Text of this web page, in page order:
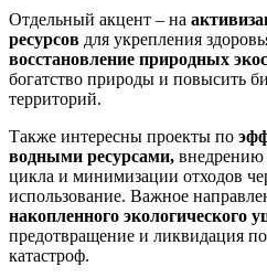
Отдельный акцент – на
ресурсов для укрепления
восстановление природных
богатство природы и повысить
территорий.
Также интересны проекты по
водными ресурсами, внедрению
цикла и минимизации отходов
использование. Важное
накопленного экологического
предотвращение и ликвидация
катастроф.